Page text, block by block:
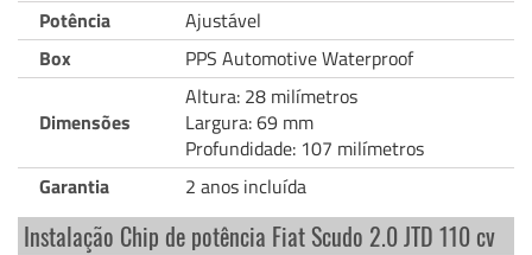
Potência
Ajustável
Box
PPS Automotive Waterproof
Dimensões
Altura: 28 milímetros
Largura: 69 mm
Profundidade: 107 milímetros
Garantia
2 anos incluída
Instalação Chip de potência Fiat Scudo 2.0 JTD 110 cv